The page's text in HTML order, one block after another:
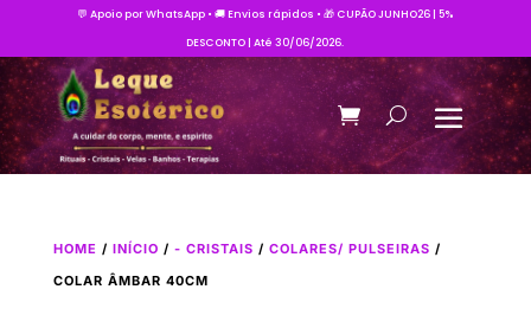
💬 Apoio por WhatsApp • 🚚 Envios rápidos • 🎁 CUPÃO JUNHO26 | 5%
DESCONTO | Até 30/06/2026.
HOME / INÍCIO / - CRISTAIS / COLARES/ PULSEIRAS /
COLAR ÂMBAR 40CM